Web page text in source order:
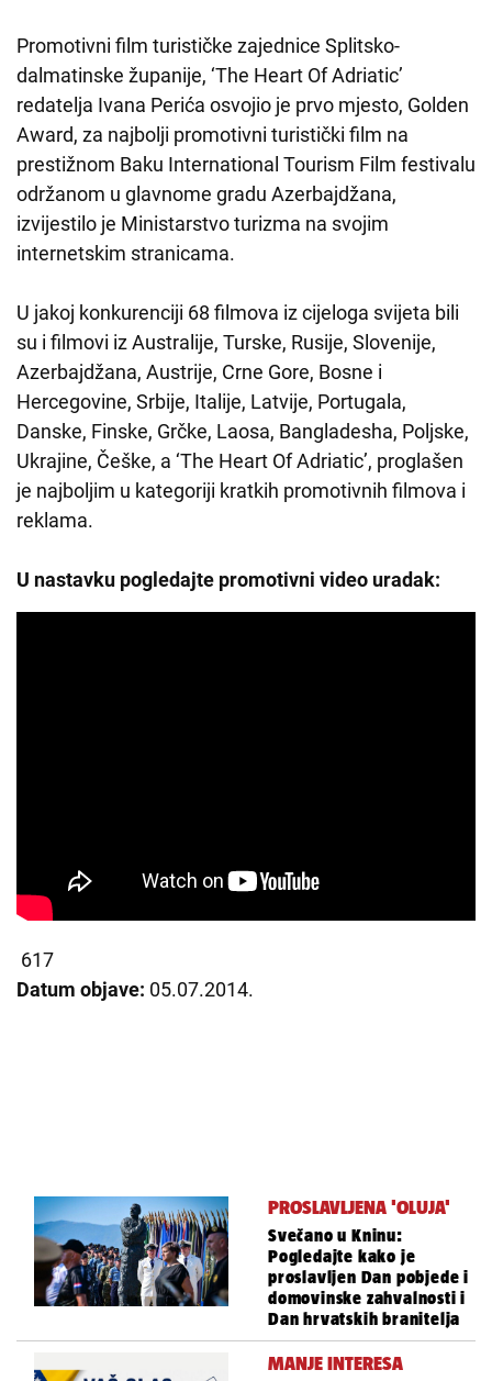
Promotivni film turističke zajednice Splitsko-
dalmatinske županije, ‘The Heart Of Adriatic’
redatelja Ivana Perića osvojio je prvo mjesto, Golden
Award, za najbolji promotivni turistički film na
prestižnom Baku International Tourism Film festivalu
održanom u glavnome gradu Azerbajdžana,
izvijestilo je Ministarstvo turizma na svojim
internetskim stranicama.
U jakoj konkurenciji 68 filmova iz cijeloga svijeta bili
su i filmovi iz Australije, Turske, Rusije, Slovenije,
Azerbajdžana, Austrije, Crne Gore, Bosne i
Hercegovine, Srbije, Italije, Latvije, Portugala,
Danske, Finske, Grčke, Laosa, Bangladesha, Poljske,
Ukrajine, Češke, a ‘The Heart Of Adriatic’, proglašen
je najboljim u kategoriji kratkih promotivnih filmova i
reklama.
U nastavku pogledajte promotivni video uradak:
617
Datum objave: 05.07.2014.
PROSLAVLJENA 'OLUJA'
Svečano u Kninu:
Pogledajte kako je
proslavljen Dan pobjede i
domovinske zahvalnosti i
Dan hrvatskih branitelja
MANJE INTERESA